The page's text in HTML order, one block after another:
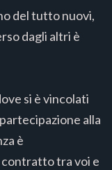
del tutto nuovi,
dagli altri è
si è vincolati
alla
è
tra voi e